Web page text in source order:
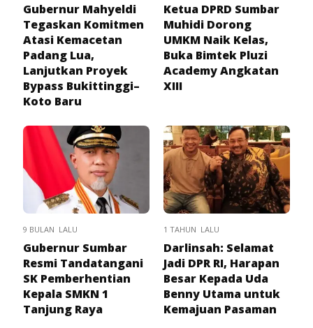
Gubernur Mahyeldi
Tegaskan Komitmen
Atasi Kemacetan
Padang Lua,
Lanjutkan Proyek
Bypass Bukittinggi–
Koto Baru
Ketua DPRD Sumbar
Muhidi Dorong
UMKM Naik Kelas,
Buka Bimtek Pluzi
Academy Angkatan
XIII
9 BULAN LALU
Gubernur Sumbar
Resmi Tandatangani
SK Pemberhentian
Kepala SMKN 1
Tanjung Raya
1 TAHUN LALU
Darlinsah: Selamat
Jadi DPR RI, Harapan
Besar Kepada Uda
Benny Utama untuk
Kemajuan Pasaman